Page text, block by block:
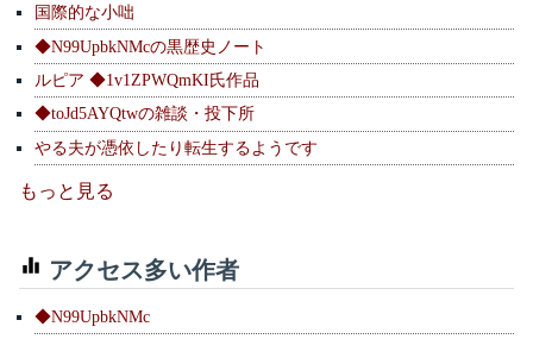
国際的な小咄
◆N99UpbkNMcの黒歴史ノート
ルピア ◆1v1ZPWQmKI氏作品
◆toJd5AYQtwの雑談・投下所
やる夫が憑依したり転生するようです
もっと見る
アクセス多い作者
◆N99UpbkNMc